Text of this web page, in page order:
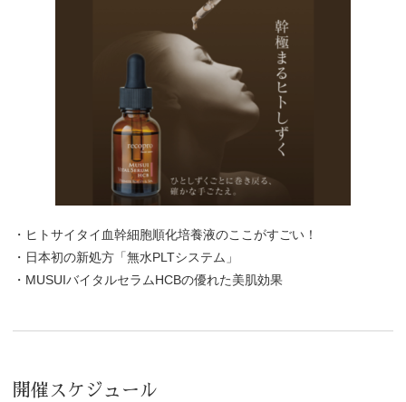
・ヒトサイタイ血幹細胞順化培養液のここがすごい！
・日本初の新処方「無水PLTシステム」
・MUSUIバイタルセラムHCBの優れた美肌効果
開催スケジュール